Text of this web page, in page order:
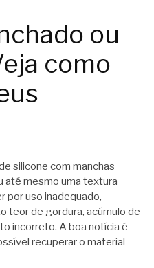
ou
como
silicone com manchas
até mesmo uma textura
por uso inadequado,
teor de gordura, acúmulo de
incorreto. A boa notícia é
recuperar o material